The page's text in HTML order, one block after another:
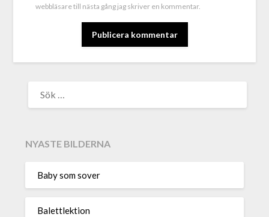
webbläsare till nästa gång jag skriver en kommentar.
ALTERNATIVE:
NYASTE BILDERNA
Baby som sover
Balettlektion